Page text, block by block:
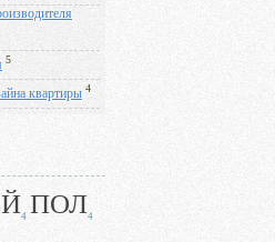
5
квартиры 4
4 ПОЛ4